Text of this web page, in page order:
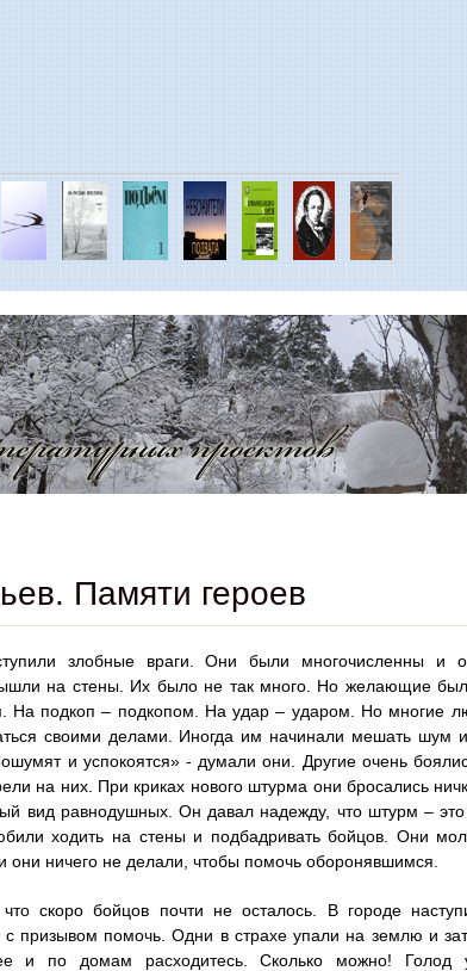
Памяти героев
злобные враги. Они были многочисленны и
на стены. Их было не так много. Но желающие
На подкоп – подкопом. На удар – ударом. Но многие
своими делами. Иногда им начинали мешать шум
и успокоятся» - думали они. Другие очень
на них. При криках нового штурма они бросались
вид равнодушных. Он давал надежду, что штурм –
ходить на стены и подбадривать бойцов. Они
ничего не делали, чтобы помочь оборонявшимся.
скоро бойцов почти не осталось. В городе
с призывом помочь. Одни в страхе упали на землю и
и по домам расходитесь. Сколько можно! Голод